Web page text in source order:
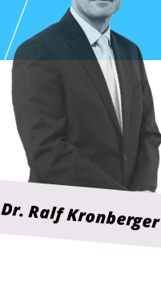
Dr. Ralf Kronberger